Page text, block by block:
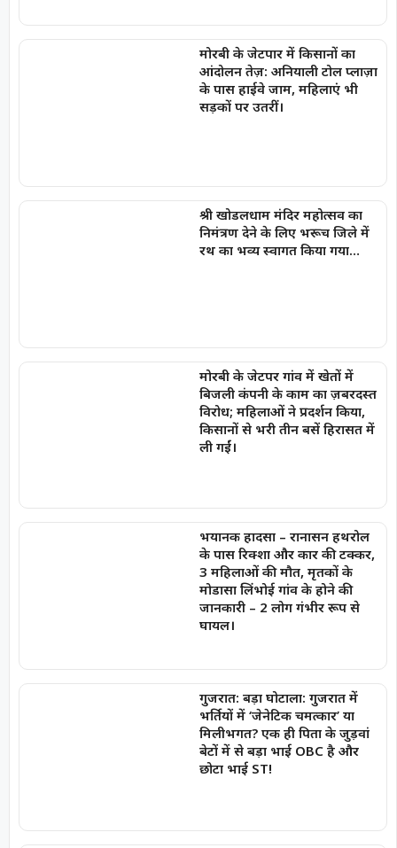
मोरबी के जेटपार में किसानों का
आंदोलन तेज़: अनियाली टोल प्लाज़ा
के पास हाईवे जाम, महिलाएं भी
सड़कों पर उतरीं।
श्री खोडलधाम मंदिर महोत्सव का
निमंत्रण देने के लिए भरूच जिले में
रथ का भव्य स्वागत किया गया…
मोरबी के जेटपर गांव में खेतों में
बिजली कंपनी के काम का ज़बरदस्त
विरोध; महिलाओं ने प्रदर्शन किया,
किसानों से भरी तीन बसें हिरासत में
ली गईं।
भयानक हादसा – रानासन हथरोल
के पास रिक्शा और कार की टक्कर,
3 महिलाओं की मौत, मृतकों के
मोडासा लिंभोई गांव के होने की
जानकारी – 2 लोग गंभीर रूप से
घायल।
गुजरात: बड़ा घोटाला: गुजरात में
भर्तियों में ‘जेनेटिक चमत्कार’ या
मिलीभगत? एक ही पिता के जुड़वां
बेटों में से बड़ा भाई OBC है और
छोटा भाई ST!